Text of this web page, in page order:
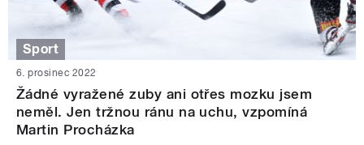
Sport
6. prosinec 2022
Žádné vyražené zuby ani otřes mozku jsem
neměl. Jen tržnou ránu na uchu, vzpomíná
Martin Procházka